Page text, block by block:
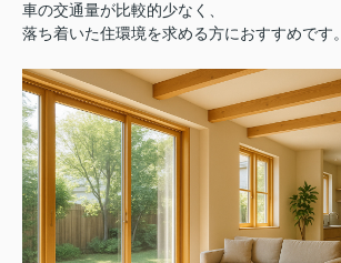
車の交通量が比較的少なく、
落ち着いた住環境を求める方におすすめです。